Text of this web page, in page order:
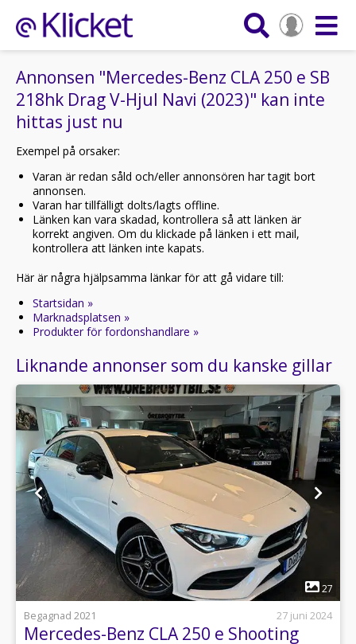
Annonsen "Mercedes-Benz CLA 250 e SB
218hk Drag V-Hjul Navi (2023)" kan inte
hittas just nu
Exempel på orsaker:
Varan är redan såld och/eller annonsören har tagit bort
annonsen.
Varan har tillfälligt dolts/lagts offline.
Länken kan vara skadad, kontrollera så att länken är
korrekt angiven. Om du klickade på länken i ett mail,
kontrollera att länken inte kapats.
Här är några hjälpsamma länkar för att gå vidare till:
Startsidan »
Marknadsplatsen »
Produkter för fordonshandlare »
Liknande annonser som du kanske gillar
1
27
Begagnad 2021
27 juni 2024
Mercedes-Benz CLA 250 e Shooting